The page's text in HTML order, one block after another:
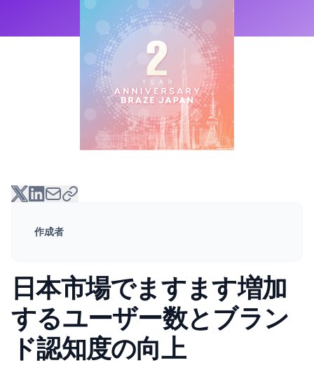
作成者
日本市場でますます増加
するユーザー数とブラン
ド認知度の向上